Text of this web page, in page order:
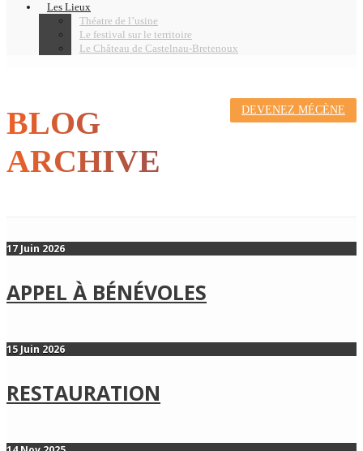
Les Lieux
Théatre de l’usine
Le festival sur le territoire
Le Château de Castelnau-Bretenoux
DEVENEZ MÉCÈNE
BLOG
ARCHIVE
17 Juin 2026
APPEL À BÉNÉVOLES
15 Juin 2026
RESTAURATION